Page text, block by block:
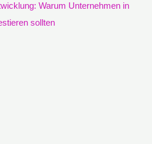
Warum Unternehmen in
sollten